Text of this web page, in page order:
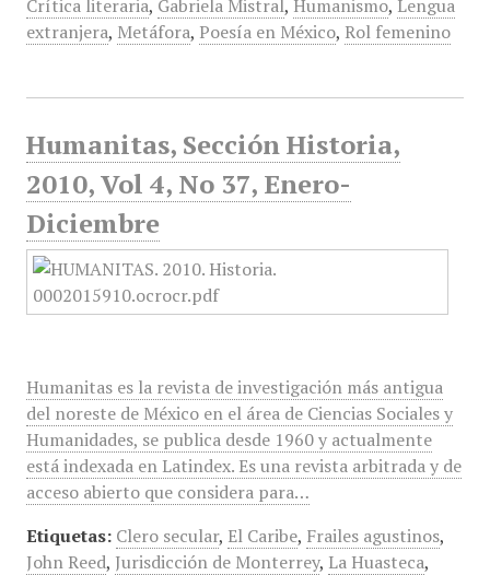
Crítica literaria, Gabriela Mistral, Humanismo, Lengua
extranjera, Metáfora, Poesía en México, Rol femenino
Humanitas, Sección Historia,
2010, Vol 4, No 37, Enero-
Diciembre
Humanitas es la revista de investigación más antigua
del noreste de México en el área de Ciencias Sociales y
Humanidades, se publica desde 1960 y actualmente
está indexada en Latindex. Es una revista arbitrada y de
acceso abierto que considera para…
Etiquetas: Clero secular, El Caribe, Frailes agustinos,
John Reed, Jurisdicción de Monterrey, La Huasteca,